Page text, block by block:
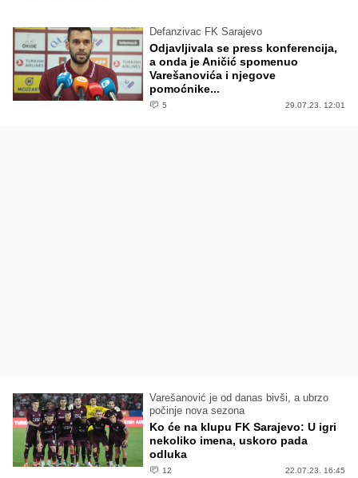
Defanzivac FK Sarajevo
Odjavljivala se press konferencija,
a onda je Aničić spomenuo
Varešanovića i njegove
pomoćnike...
5 29.07.23. 12:01
Varešanović je od danas bivši, a ubrzo
počinje nova sezona
Ko će na klupu FK Sarajevo: U igri
nekoliko imena, uskoro pada
odluka
12 22.07.23. 16:45